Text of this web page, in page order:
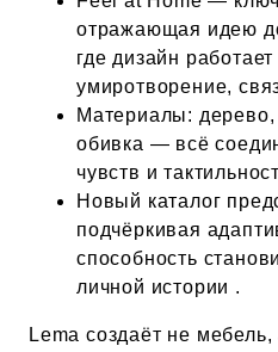
отражающая идею
где дизайн
умиротворение,
Материалы: дерево,
обивка — всё
чувств и
Новый каталог
подчёркивая
способность
личной истории .
Lema создаёт не